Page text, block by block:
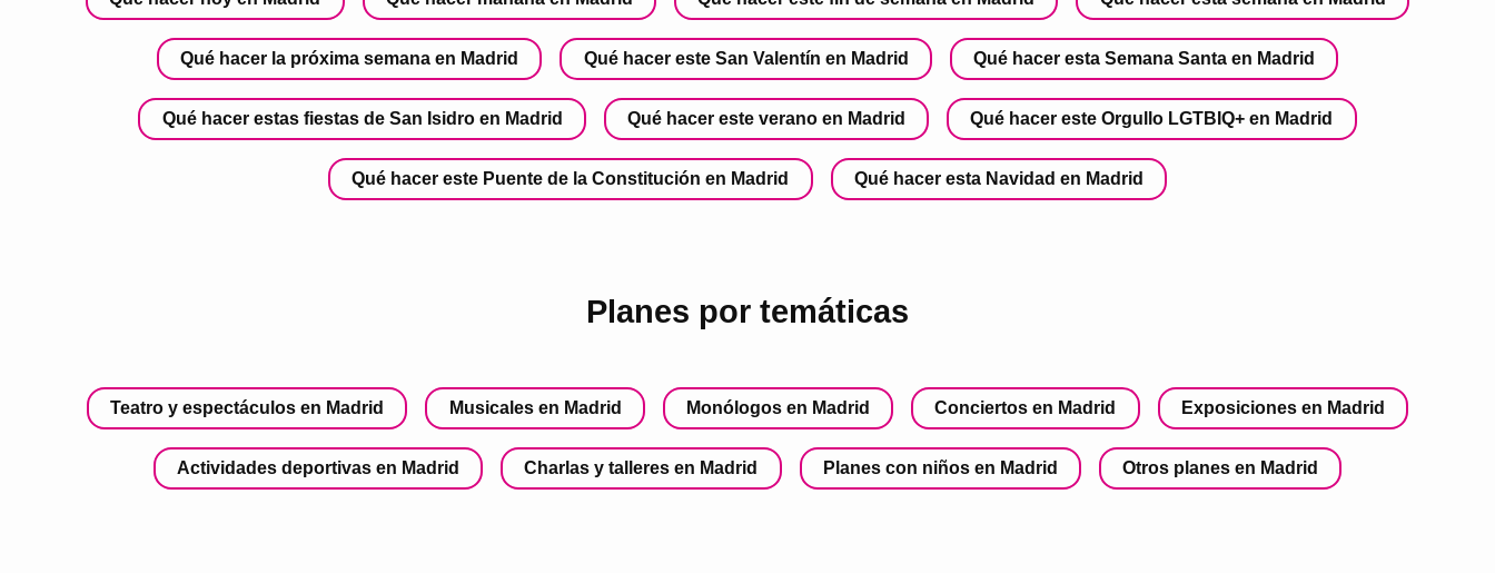
Qué hacer la próxima semana en Madrid Qué hacer este San Valentín en Madrid Qué hacer esta Semana Santa en Madrid
Qué hacer estas fiestas de San Isidro en Madrid Qué hacer este verano en Madrid Qué hacer este Orgullo LGTBIQ+ en Madrid
Qué hacer este Puente de la Constitución en Madrid Qué hacer esta Navidad en Madrid
Planes por temáticas
Teatro y espectáculos en Madrid Musicales en Madrid Monólogos en Madrid Conciertos en Madrid Exposiciones en Madrid
Actividades deportivas en Madrid Charlas y talleres en Madrid Planes con niños en Madrid Otros planes en Madrid